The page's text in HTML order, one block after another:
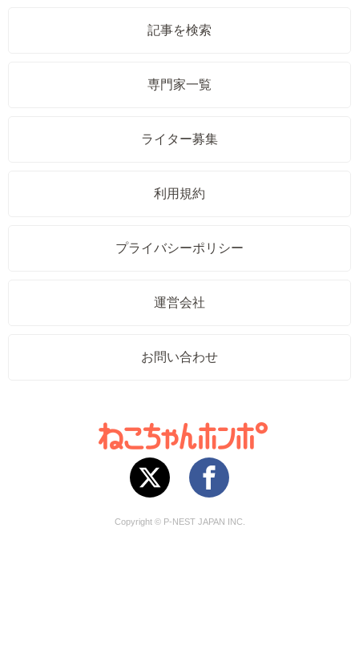
記事を検索
専門家一覧
ライター募集
利用規約
プライバシーポリシー
運営会社
お問い合わせ
Copyright © P-NEST JAPAN INC.